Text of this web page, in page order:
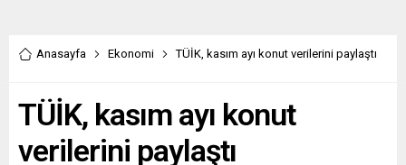
Anasayfa Ekonomi TÜİK, kasım ayı konut verilerini paylaştı
TÜİK, kasım ayı konut
verilerini paylaştı